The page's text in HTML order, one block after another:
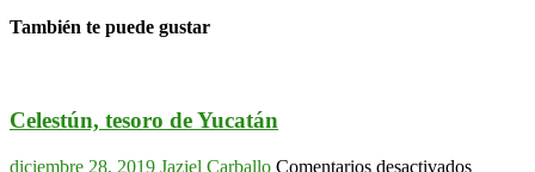
También te puede gustar
Celestún, tesoro de Yucatán
diciembre 28, 2019 Jaziel Carballo Comentarios desactivadosen